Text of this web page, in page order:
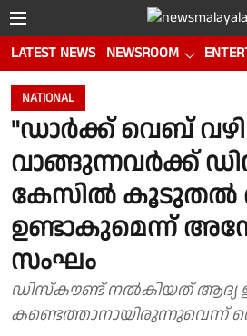
LATEST NEWS NEWSROOM
NATIONAL
"ഡാർക്ക് വെബ്
വാങ്ങുന്നവർക്ക്
കേസിൽ കൂടുതൽ
ഉണ്ടാകുമെന്ന്
സംഘം
ഡിസ്കൗണ്ട് നൽകിയത് ആദ്യ